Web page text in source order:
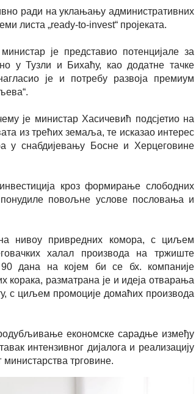
ради на уклањању административних
листа „ready-to-invest“ пројеката.
је представио потенцијале за
у Тузли и Бихаћу, као додатне тачке
је и потребу развоја премиум
је министар Хасичевић подсјетио на
из трећих земаља, те исказао интерес
у снабдијевању Босне и Херцеговине
кроз формирање слободних
повољне услове пословања и
на нивоу привредних комора, с циљем
халал производа на тржиште
дана на којем би се бх. компаније
корака, разматрана је и идеја отварања
с циљем промоције домаћих производа
економске сарадње између
интензивног дијалога и реализацију
министарства трговине.